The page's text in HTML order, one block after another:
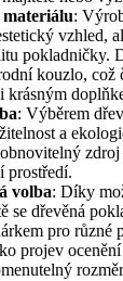
:
vzhled,
pokladničky.
kouzlo, což
krásným
: Výběrem
a
zdroj
prostředí.
volba: Díky
se dřevěná
pro různé
projev